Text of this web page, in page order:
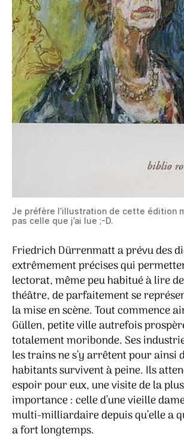
Je préfère l’illustration de cette édition
pas celle que j’ai lue ;-D.
Friedrich Dürrenmatt a prévu des
extrêmement précises qui
lectorat, même peu habitué à lire
théâtre, de parfaitement se
la mise en scène. Tout commence
Güllen, petite ville autrefois
totalement moribonde. Ses
les trains ne s’y arrêtent pour ainsi
habitants survivent à peine. Ils
espoir pour eux, une visite de la
importance : celle d’une vieille
multi-milliardaire depuis qu’elle a
a fort longtemps.